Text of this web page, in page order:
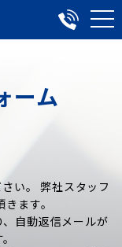
ーム
い。 弊社スタッフ
ます。
自動返信メールが